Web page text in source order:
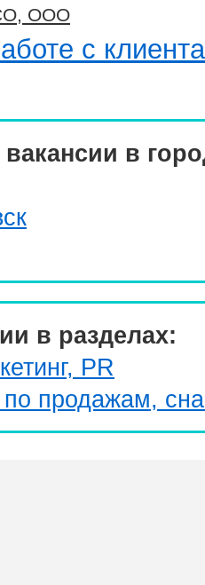
ООО
с
вакансии в
в разделах:
PR
продажам,